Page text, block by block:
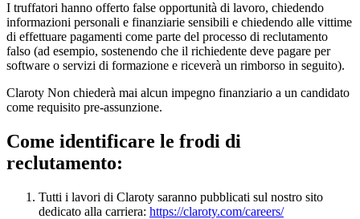
I truffatori hanno offerto false opportunità di lavoro, chiedendo
informazioni personali e finanziarie sensibili e chiedendo alle vittime
di effettuare pagamenti come parte del processo di reclutamento
falso (ad esempio, sostenendo che il richiedente deve pagare per
software o servizi di formazione e riceverà un rimborso in seguito).
Claroty Non chiederà mai alcun impegno finanziario a un candidato
come requisito pre-assunzione.
Come identificare le frodi di
reclutamento:
Tutti i lavori di Claroty saranno pubblicati sul nostro sito
dedicato alla carriera: https://claroty.com/careers/